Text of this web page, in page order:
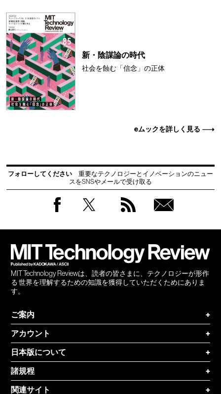
新・陰謀論の時代
社会を蝕む「信念」の正体
eムックを詳しく見る
フォローしてください
重要なテクノロジーとイノベーションのニュー
スをSNSやメールで受け取る
MIT Technology Reviewは、読者の皆さまに、テクノロジーが形作
る 世界を理解するための知識を獲得していただくためにありま
す。
ご案内
+
アカウント
+
日本版について
+
諸規程
+
関連サイト
+